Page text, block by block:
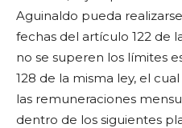
Aguinaldo pueda
fechas del artículo 122 de
no se superen los límites
128 de la misma ley, el
las remuneraciones
dentro de los siguientes